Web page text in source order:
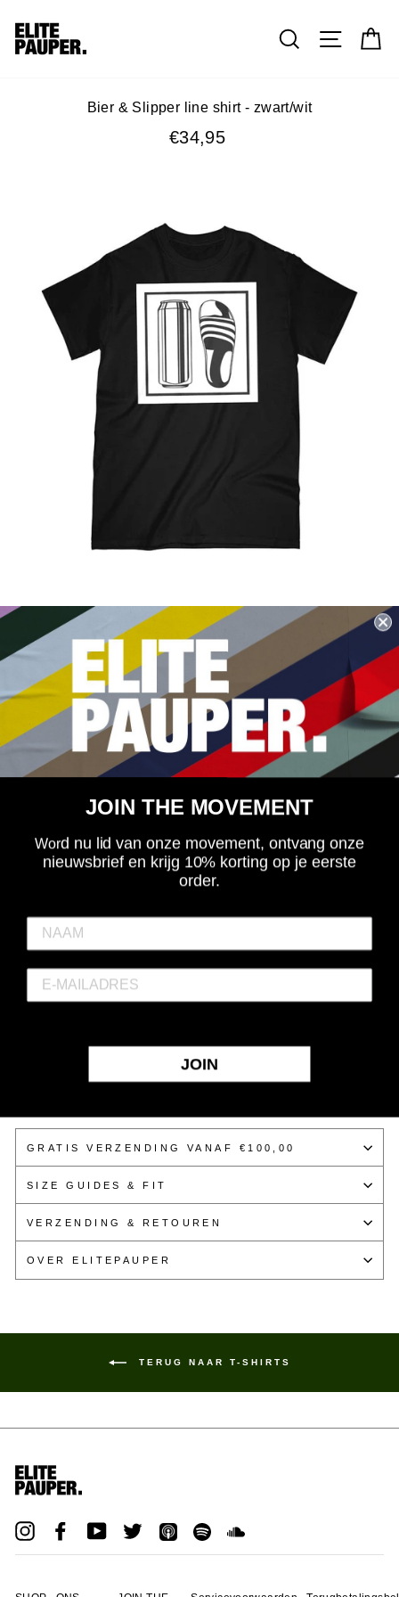
Zoek
Bier & Slipper line shirt - zwart/wit
Prijs
€34,95
De bier & slipper line is de tweede essential line van
Elitepauper. Een ode aan de cultuur van de straat en de
volkswijk. Krachtig en helder in al zijn eenvoud. De bier &
slipper is de moeder der Elitepauper beeldmerk moeders.
Voor in de voortuin op een kratje. In je trainingspak naar de
Jumbo. In de achtertuin met de vleestang de burger op de
bbq omdraaien met een peuk in je muil en een blik in je
hand. Bier & Slipper is wie we zijn. Bier & Slipper is wat we
doen. De bier & slipper leef.
Vanaf heden worden orders op werkdagen voor 15:00
besteld nog dezelfde dag verzonden.
IN MIJN WINKELWAGEN.
GRATIS VERZENDING VANAF €100,00
SIZE GUIDES & FIT
VERZENDING & RETOUREN
OVER ELITEPAUPER
TERUG NAAR T-SHIRTS
InstagramFacebookYouTubeTwitteriTunesSpotify
JOIN THE MOVEMENT
Word nu lid van onze movement, ontvang onze
nieuwsbrief en krijg 10% korting op je eerste
order.
JOIN